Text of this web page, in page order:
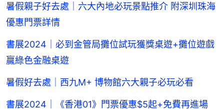
暑假親子好去處｜六大內地必玩景點推介 附深圳珠海
優惠門票詳情
書展2024｜必到金管局攤位試玩獲獎桌遊+攤位遊戲
贏綠色金融桌遊
暑假好去處｜西九M+ 博物館六大親子必玩必看
書展2024｜《香港01》門票優惠$5起+免費再進場